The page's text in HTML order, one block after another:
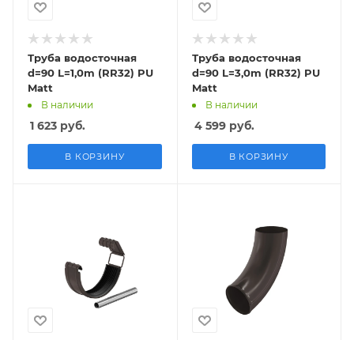
Труба водосточная
d=90 L=1,0m (RR32) PU
Matt
В наличии
1 623 руб.
В КОРЗИНУ
Труба водосточная
d=90 L=3,0m (RR32) PU
Matt
В наличии
4 599руб.
В КОРЗИНУ